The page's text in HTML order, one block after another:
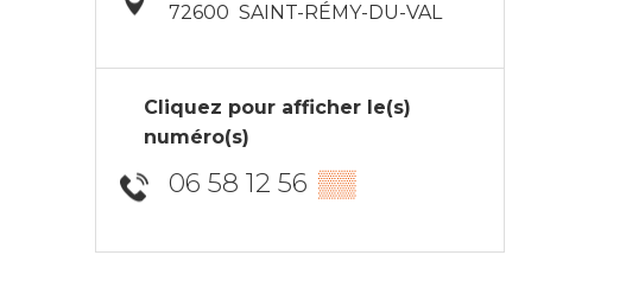
72600 SAINT-RÉMY-DU-VAL
Cliquez pour afficher le(s)
numéro(s)
06 58 12 56 ▒▒